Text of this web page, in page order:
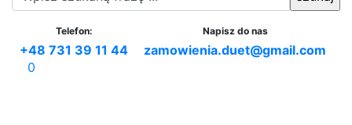
Telefon:
+48 731 39 11 44
Napisz do nas
zamowienia.duet@gmail.com
0